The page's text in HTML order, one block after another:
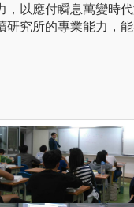
，以應付瞬息萬變時
研究所的專業能力，